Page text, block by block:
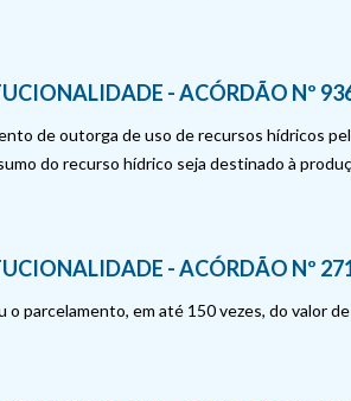
- ACÓRDÃO Nº
de outorga de uso de recursos hídricos
do recurso hídrico seja destinado à
- ACÓRDÃO Nº
o parcelamento, em até 150 vezes, do valor